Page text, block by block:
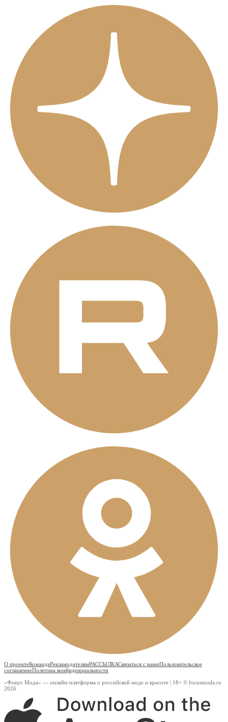
О проектеКомандаРекламодателямРАССЫЛКАСвязаться с намиПользовательское
соглашениеПолитика конфиденциальности
«Фокус Мода» — онлайн-платформа о российской моде и красоте | 18+ © focusmoda.ru
2026